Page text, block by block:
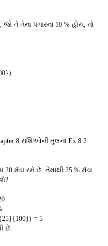
જો તે તેના પગારના 10 % હોય, તો
મૅચ રમે છે. તેમાંથી 25 % મૅચ
= 5
છે.